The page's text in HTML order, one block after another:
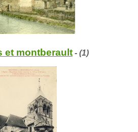
et montberault - (1)